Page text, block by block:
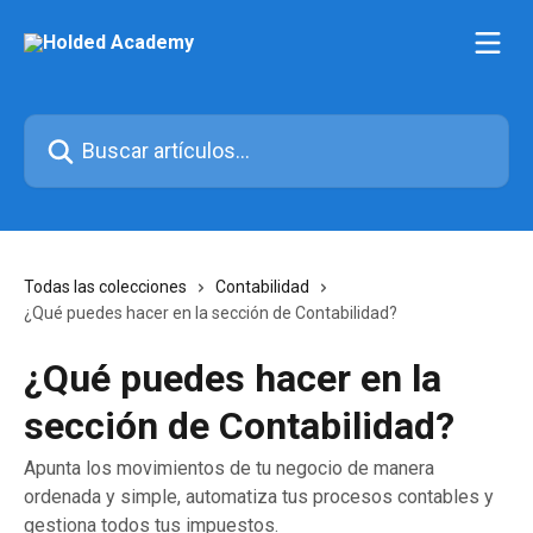
Buscar artículos...
Todas las colecciones
Contabilidad
¿Qué puedes hacer en la sección de Contabilidad?
¿Qué puedes hacer en la
sección de Contabilidad?
Apunta los movimientos de tu negocio de manera
ordenada y simple, automatiza tus procesos contables y
gestiona todos tus impuestos.